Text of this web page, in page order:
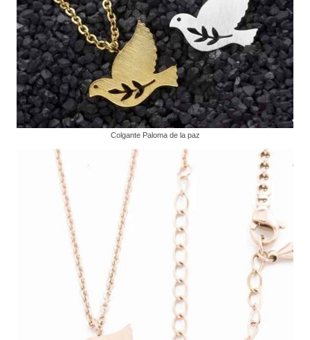
Colgante Paloma de la paz